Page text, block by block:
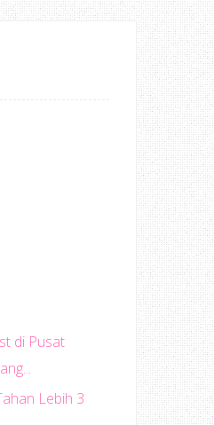
di Pusat
Lebih 3